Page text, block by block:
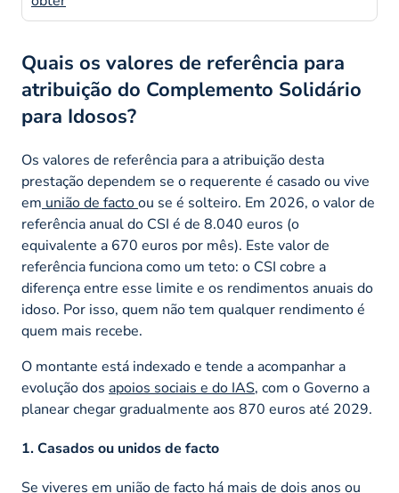
Quais os valores de referência para
atribuição do Complemento Solidário
para Idosos?
Os valores de referência para a atribuição desta
prestação dependem se o requerente é casado ou vive
em união de factoou se é solteiro. Em 2026, o valor de
referência anual do CSI é de 8.040 euros (o
equivalente a 670 euros por mês). Este valor de
referência funciona como um teto: o CSI cobre a
diferença entre esse limite e os rendimentos anuais do
idoso. Por isso, quem não tem qualquer rendimento é
quem mais recebe.
O montante está indexado e tende a acompanhar a
evolução dos apoios sociais e do IAS, com o Governo a
planear chegar gradualmente aos 870 euros até 2029.
1. Casados ou unidos de facto
Se viveres em união de facto há mais de dois anos ou